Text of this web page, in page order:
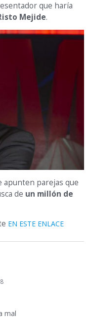
que haría
Mejide.
apunten parejas que
de un millón de
EN ESTE ENLACE
mal